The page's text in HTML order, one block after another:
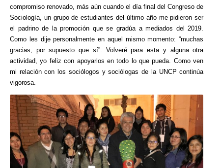
compromiso renovado, más aún cuando el día final del Congreso de
Sociología, un grupo de estudiantes del último año me pidieron ser
el padrino de la promoción que se gradúa a mediados del 2019.
Como les dije personalmente en aquel mismo momento: “muchas
gracias, por supuesto que sí”. Volveré para esta y alguna otra
actividad, yo feliz con apoyarlos en todo lo que pueda. Como ven
mi relación con los sociólogos y sociólogas de la UNCP continúa
vigorosa.